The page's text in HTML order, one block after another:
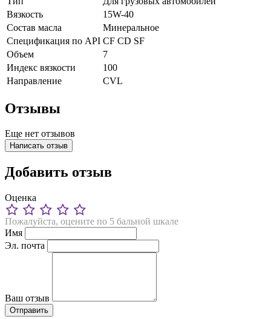
Вязкость
15W-40
Состав масла
Минеральное
Спецификация по API CF CD SF
Объем
7
Индекс вязкости
100
Направление
CVL
Отзывы
Еще нет отзывов
Написать отзыв
Добавить отзыв
Оценка
Пожалуйста, оцените по 5 бальной шкале
Имя
Эл. почта
Ваш отзыв